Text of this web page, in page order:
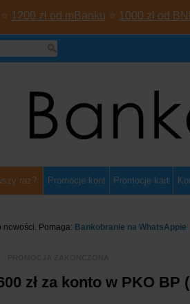
⭐ 1200 zł od mBanku ⭐ 1000 zł od
raz? Promocje kont Promocje kart
Pomaga: Bankobranie na WhatsAppie
zł za konto w PKO BP